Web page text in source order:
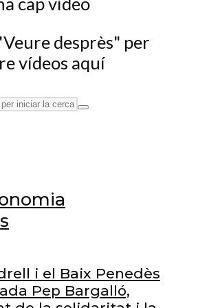
desprès" per
vídeos aquí
i el Baix Penedès
Pep Bargalló,